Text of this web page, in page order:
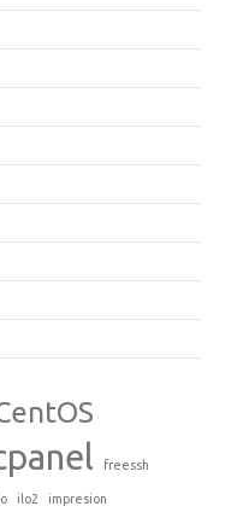
freessh
ilo2 impresion